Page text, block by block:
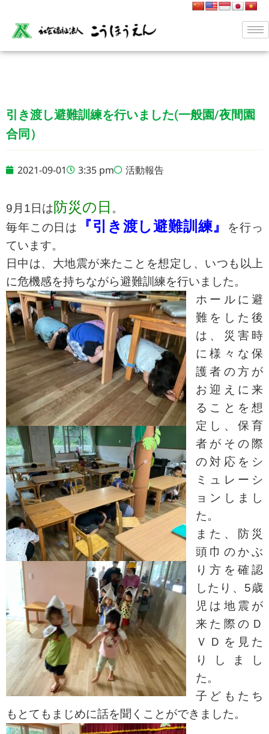
引き渡し避難訓練を行いました(一般園/夜間園
合同）
2021-09-01 3:35 pm 活動報告
9月1日は防災の日 。
毎年この日は
『引き渡し避難訓練』
を行っ
ています。
日中は、大地震が来たことを想定し、いつも以上
に危機感を持ちながら避難訓練を行いました。
ホールに避
難をした後
は、災害時
に様々な保
護者の方が
お迎えに来
ることを想
定し、保育
者がその際
の対応をシ
ミュレーシ
ョンしまし
た。
また、防災
頭巾のかぶ
り方を確認
したり、5歳
児は地震が
来た際のＤ
ＶＤを見た
りしまし
た。
子どもたち
もとてもまじめに話を聞くことができました。